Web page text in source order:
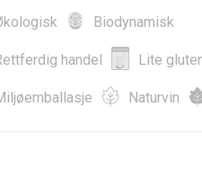
Biodynamisk
handel Lite
Naturvin